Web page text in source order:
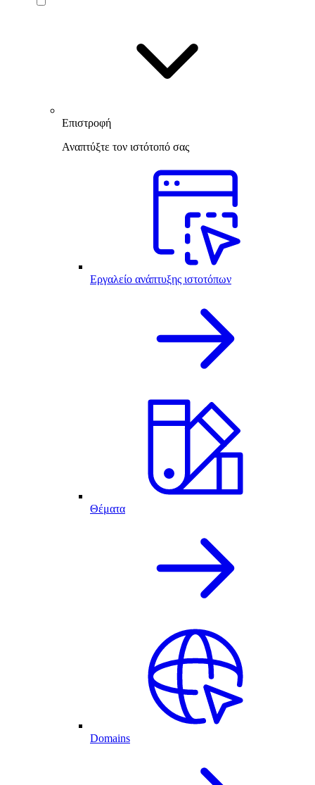
Επιστροφή
Αναπτύξτε τον ιστότοπό σας
Εργαλείο ανάπτυξης ιστοτόπων
Θέματα
Domains